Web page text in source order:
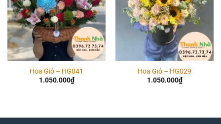
Hoa Giỏ – HG041
1.050.000₫
Hoa Giỏ – HG029
1.050.000₫